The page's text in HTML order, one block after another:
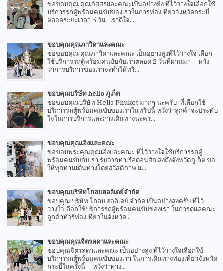
ขอขอบคุณ คุณภัสสรและคณะเป็นอย่างยิ่ง ที่ไว้วางใจเลือกใช้
บริการรถตู้พร้อมคนขับของเราในการท่องเที่ยวจังหวัดกระบี่
ตลอดระยะเวลา 5 วัน เราดีใจ...
ขอบคุณคุณภาวิดาและคณะ
ขอขอบคุณ คุณภาวิดาและคณะ เป็นอย่างสูงที่ไว้วางใจ เลือก
ใช้บริการรถตู้พร้อมคนขับกับเราตลอด 2 วันที่ผ่านมา หวัง
ว่าการบริการของเราจะทำให้ทริ...
ขอบคุณบริษัท hello ภูเก็ต
ขอขอบคุณบริษัท Hello Phuket มากๆ นะครับ ที่เลือกใช้
บริการรถตู้พร้อมคนขับของเราในทริปนี้ หวังว่าลูกค้าจะประทับ
ใจในการบริการและการเดินทางนะคร...
ขอบคุณคุณเอิงและคณะ
ขอขอบพระคุณคุณเอิงและคณะ ที่ไว้วางใจใช้บริการรถตู้
พร้อมคนขับกับเรา รับจากท่าเรือดอนสัก ส่งถึงจังหวัดภูเก็ต ขอ
ให้ทุกท่านเดินทางโดยสวัสดิภาพ แ...
ขอบคุณบริษัทโกลบฮอลิเดย์จำกัด
ขอบคุณ บริษัท โกลบ ฮอลิเดย์ จำกัด เป็นอย่างสูงครับ ที่ไว้
วางใจเลือกใช้บริการรถตู้พร้อมคนขับของเรา ในการดูแลคณะ
ลูกค้าทัวร์ท่องเที่ยวในจังหวัด...
ขอบคุณคุณจิตรลดาและคณะ
ขอบคุณจิตรลดาและคณะ เป็นอย่างสูง ที่ไว้วางใจเลือกใช้
บริการรถตู้พร้อมคนขับของเรา ในการเดินทางท่องเที่ยวจังหวัด
กระบี่ในครั้งนี้ หวังว่าทาง...